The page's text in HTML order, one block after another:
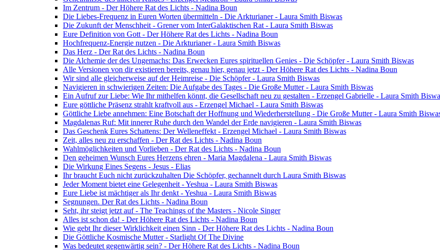
Im Zentrum - Der Höhere Rat des Lichts - Nadina Boun
Die Liebes-Frequenz in Euren Worten übermitteln - Die Arkturianer - Laura Smith Biswas
Die Zukunft der Menschheit - Grener vom InterGalaktischen Rat - Laura Smith Biswas
Eure Definition von Gott - Der Höhere Rat des Lichts - Nadina Boun
Hochfrequenz-Energie nutzen - Die Arkturianer - Laura Smith Biswas
Das Herz - Der Rat des Lichts - Nadina Boun
Die Alchemie der des Ungemachs: Das Erwecken Eures spirituellen Genies - Die Schöpfer - Laura Smith Biswas
Alle Versionen von dir existieren bereits, genau hier, genau jetzt - Der Höhere Rat des Lichts - Nadina Boun
Wir sind alle gleicherweise auf der Heimreise - Die Schöpfer - Laura Smith Biswas
Navigieren in schwierigen Zeiten: Die Aufgabe des Tages - Die Große Mutter - Laura Smith Biswas
Ein Aufruf zur Liebe: Wie Ihr mithelfen könnt, die Gesellschaft neu zu gestalten - Erzengel Gabrielle - Laura Smith
Eure göttliche Präsenz strahlt kraftvoll aus - Erzengel Michael - Laura Smith Biswas
Göttliche Liebe annehmen: Eine Botschaft der Hoffnung und Wiederherstellung - Die Große Mutter - Laura Smith
Magdalenas Ruf: Mit innerer Ruhe durch den Wandel der Erde navigieren - Laura Smith Biswas
Das Geschenk Eures Schattens: Der Welleneffekt - Erzengel Michael - Laura Smith Biswas
Zeit, alles neu zu erschaffen - Der Rat des Lichts - Nadina Boun
Wahlmöglichkeiten und Vorlieben - Der Rat des Lichts - Nadina Boun
Den geheimen Wunsch Eures Herzens ehren - Maria Magdalena - Laura Smith Biswas
Die Wirkung Eines Segens - Jesus - Elias
Ihr braucht Euch nicht zurückzuhalten Die Schöpfer, gechannelt durch Laura Smith Biswas
Jeder Moment bietet eine Gelegenheit - Yeshua - Laura Smith Biswas
Eure Liebe ist mächtiger als Ihr denkt - Yeshua - Laura Smith Biswas
Segnungen. Der Rat des Lichts - Nadina Boun
Seht, ihr steigt jetzt auf - The Teachings of the Masters - Nicole Singer
Alles ist schon da! - Der Höhere Rat des Lichts - Nadina Boun
Wie gebt Ihr dieser Wirklichkeit einen Sinn - Der Höhere Rat des Lichts - Nadina Boun
Die Göttliche Kosmische Mutter - Starlight Of The Divine
Was bedeutet gegenwärtig sein? - Der Höhere Rat des Lichts - Nadina Boun